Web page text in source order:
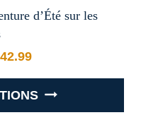
d’Été sur les
de prix : €29.99 à